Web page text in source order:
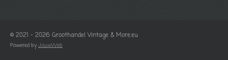
© 2021 - 2026 Groothandel Vintage & More.eu
Powered by JouwWeb